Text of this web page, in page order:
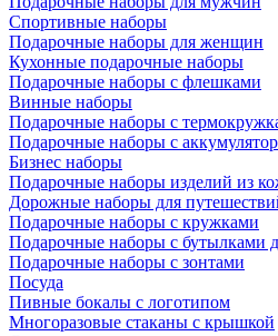
Спортивные наборы
Подарочные наборы для женщин
Кухонные подарочные наборы
Подарочные наборы с флешками
Винные наборы
Подарочные наборы с
Подарочные наборы с
Бизнес наборы
Подарочные наборы изделий из
Дорожные наборы для
Подарочные наборы с кружками
Подарочные наборы с бутылками
Подарочные наборы с зонтами
Посуда
Пивные бокалы с логотипом
Многоразовые стаканы с крышкой